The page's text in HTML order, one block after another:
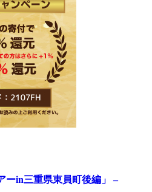
ーin三重県東員町後編」 –